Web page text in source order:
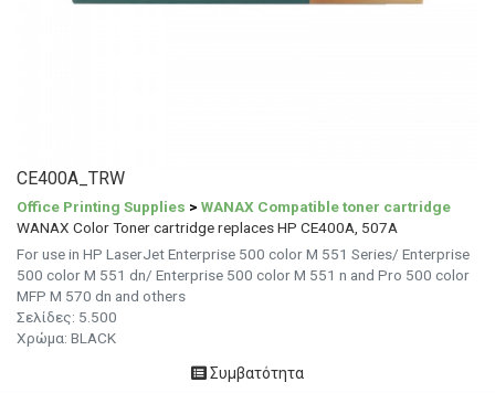
CE400A_TRW
Office Printing Supplies > WANAX Compatible toner cartridge
WANAX Color Toner cartridge replaces HP CE400A, 507A
For use in HP LaserJet Enterprise 500 color M 551 Series/ Enterprise
500 color M 551 dn/ Enterprise 500 color M 551 n and Pro 500 color
MFP M 570 dn and others
Σελίδες: 5.500
Χρώμα: BLACK
Συμβατότητα